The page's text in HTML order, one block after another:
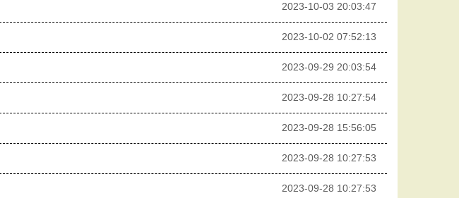
2023-10-03 20:03:47
2023-10-02 07:52:13
2023-09-29 20:03:54
2023-09-28 10:27:54
2023-09-28 15:56:05
2023-09-28 10:27:53
2023-09-28 10:27:53